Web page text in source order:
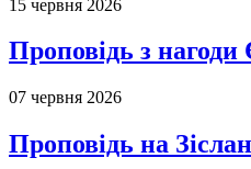
15 червня 2026
Проповідь з нагоди
07 червня 2026
Проповідь на